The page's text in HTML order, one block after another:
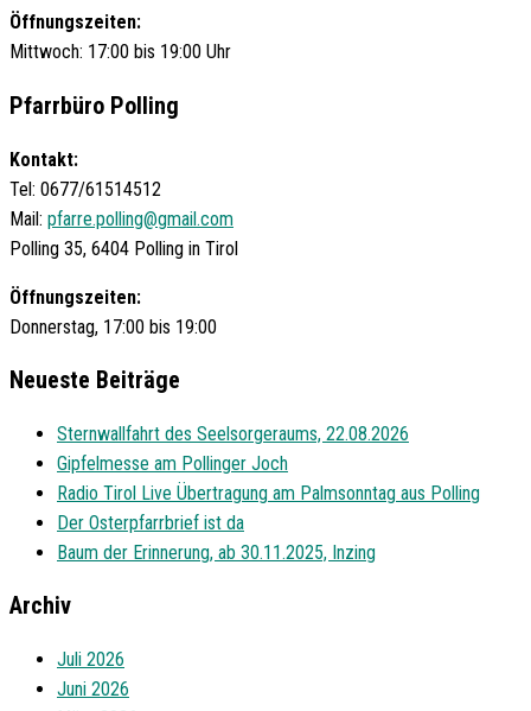
Öffnungszeiten:
Mittwoch: 17:00 bis 19:00 Uhr
Pfarrbüro Polling
Kontakt:
Tel: 0677/61514512
Mail: pfarre.polling@gmail.com
Polling 35, 6404 Polling in Tirol
Öffnungszeiten:
Donnerstag, 17:00 bis 19:00
Neueste Beiträge
Sternwallfahrt des Seelsorgeraums, 22.08.2026
Gipfelmesse am Pollinger Joch
Radio Tirol Live Übertragung am Palmsonntag aus Polling
Der Osterpfarrbrief ist da
Baum der Erinnerung, ab 30.11.2025, Inzing
Archiv
Juli 2026
Juni 2026